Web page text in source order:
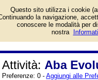
Puglie. Categoria Trasporti e
Attività: Aba
Preferenze: 0 - Aggiungi alle
Questo sito utilizza i cookie
la navigazione,
conoscere le modalità per
nostra